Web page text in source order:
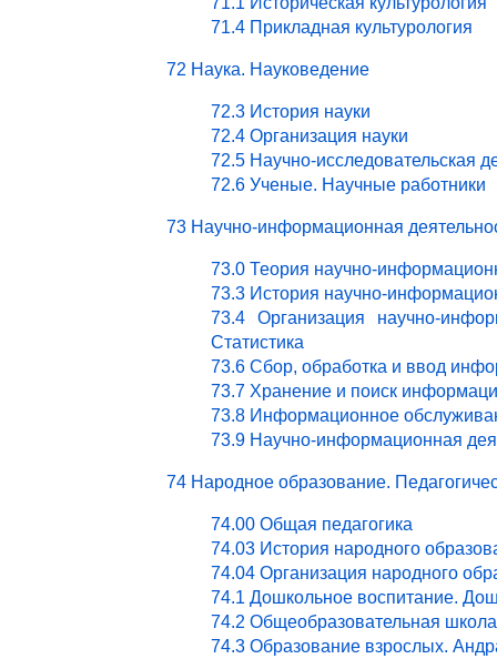
71.4 Прикладная культурология
72 Наука. Науковедение
72.3 История науки
72.4 Организация науки
72.5 Научно-исследовательская
72.6 Ученые. Научные работники
73 Научно-информационная
73.0 Теория научно-
73.3 История научно-
73.4 Организация научно-
Статистика
73.6 Сбор, обработка и ввод
73.7 Хранение и поиск
73.8 Информационное
73.9 Научно-информационная
74 Народное образование.
74.00 Общая педагогика
74.03 История народного
74.04 Организация народного
74.1 Дошкольное воспитание.
74.2 Общеобразовательная
74.3 Образование взрослых.